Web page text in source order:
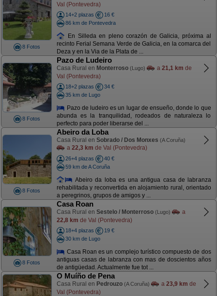
8 Fotos
Val (Pontevedra)
14+2 plazas
16 €
86 km de Pontevedra
En Silleda en pleno corazón de Galicia, próxima al
recinto Ferial Semana Verde de Galicia, en la comarca del
Deza y en la Via de la Plata de ...
8 Fotos
Pazo de Ludeiro
Casa Rural en Monterroso (Lugo) a 21,1 km de
Val (Pontevedra)
18+2 plazas
34 €
35 km de Lugo
Pazo de ludeiro es un lugar de ensueño, donde lo que
abunda es la tranquilidad, rodeados de naturaleza lo
perfecto para poder liberarse del ...
8 Fotos
Abeiro da Loba
Casa Rural en Sobrado / Dos Monxes (A Coruña)
a 22,3 km de Val (Pontevedra)
26+4 plazas
40 €
59 km de A Coruña
Abeiro da loba es una antigua casa de labranza
rehabilitada y reconvertida en alojamiento rural, orientado
a peregrinos, grupos de amigos y ...
8 Fotos
Casa Roan
Casa Rural en Sestelo / Monterroso (Lugo)
a
22,8 km de Val (Pontevedra)
18+4 plazas
19 €
30 km de Lugo
Casa Roan es un complejo turístico compuesto de dos
antiguas casas de labranza con mas de doscientos años
de antigüedad. Actualmente fue tot ...
O Muíño de Pena
Casa Rural en Pedrouzo (A Coruña) a 23,9 km de
Val (Pontevedra)